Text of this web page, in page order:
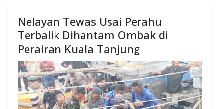
Nelayan Tewas Usai Perahu
Terbalik Dihantam Ombak di
Perairan Kuala Tanjung